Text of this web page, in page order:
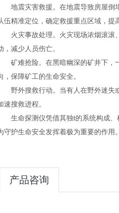
地震灾害救援。在地震导致房屋倒塌
伍精准定位，确定救援重点区域，提
火灾事故处理。火灾现场浓烟滚滚、
，减少人员伤亡。
矿难抢险。在黑暗幽深的矿井下，一
，保障矿工的生命安全。
野外搜救行动。当有人在野外迷失或
速搜救进程。
生命探测仪凭借其独t的系统构成、
守护生命安全发挥着极为重要的作用。
产品咨询